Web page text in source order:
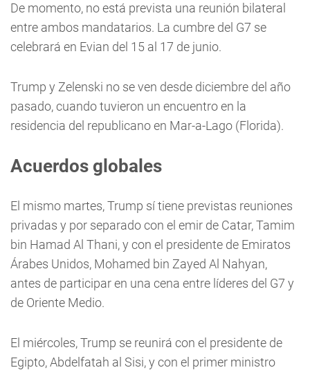
De momento, no está prevista una reunión bilateral
entre ambos mandatarios. La cumbre del G7 se
celebrará en Evian del 15 al 17 de junio.
Trump y Zelenski no se ven desde diciembre del año
pasado, cuando tuvieron un encuentro en la
residencia del republicano en Mar-a-Lago (Florida).
Acuerdos globales
El mismo martes, Trump sí tiene previstas reuniones
privadas y por separado con el emir de Catar, Tamim
bin Hamad Al Thani, y con el presidente de Emiratos
Árabes Unidos, Mohamed bin Zayed Al Nahyan,
antes de participar en una cena entre líderes del G7 y
de Oriente Medio.
El miércoles, Trump se reunirá con el presidente de
Egipto, Abdelfatah al Sisi, y con el primer ministro